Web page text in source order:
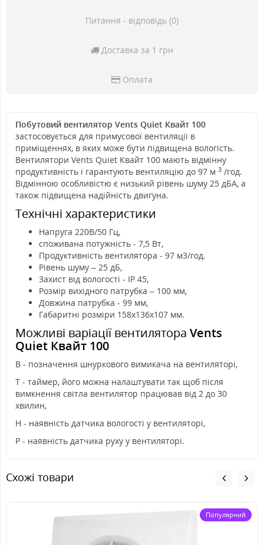
Питання - відповідь (0)
Доставка за 1 грн
Оплата
Побутовий вентилятор Vents Quiet Квайт 100
застосовується для примусової вентиляції в
приміщеннях, в яких може бути підвищена вологість.
Вентилятори Vents Quiet Квайт 100 мають відмінну
продуктивність і гарантують вентиляцію до 97 м 3 /год.
Відмінною особливістю є низький рівень шуму 25 дБА, а
також підвищена надійність двигуна.
Технічні характеристики
Напруга 220В/50 Гц,
споживана потужність - 7,5 Вт,
Продуктивність вентилятора - 97 м3/год.
Рівень шуму – 25 дБ,
Захист від вологості - IP 45,
Розмір вихідного патрубка – 100 мм,
Довжина патрубка - 99 мм,
Габаритні розміри 158х136х107 мм.
Можливі варіації вентилятора Vents
Quiet Квайт 100
В - позначення шнуркового вимикача на вентиляторі,
Т - таймер, його можна налаштувати так щоб після
вимкнення світла вентилятор працював від 2 до 30
хвилин,
Н - наявність датчика вологості у вентиляторі,
Р - наявність датчика руху у вентиляторі.
Схожі товари
Популярний